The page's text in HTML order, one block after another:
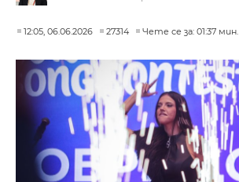
12:05, 06.06.2026 27314 Чете се за: 01:37 мин.